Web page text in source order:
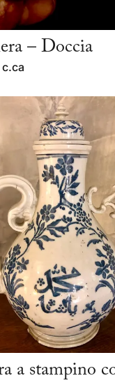
– Doccia
c.ca
a stampino